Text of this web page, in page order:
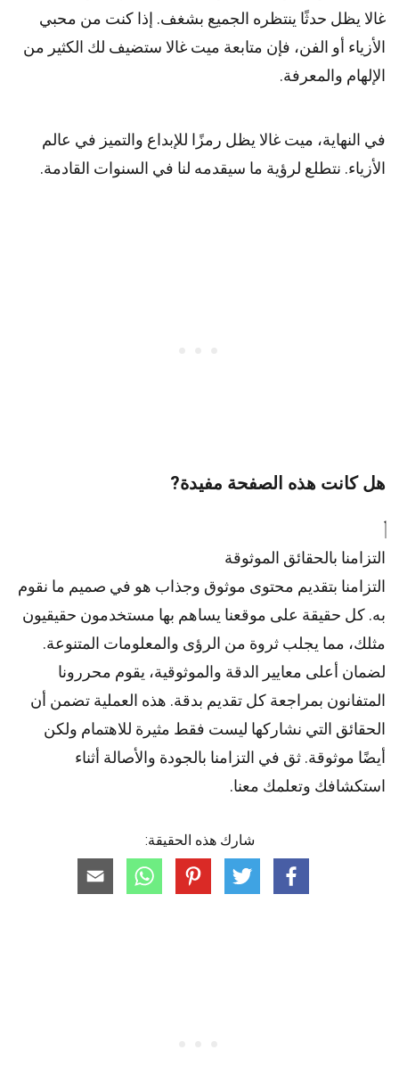
غالا يظل حدثًا ينتظره الجميع بشغف. إذا كنت من محبي
الأزياء أو الفن، فإن متابعة ميت غالا ستضيف لك الكثير من
الإلهام والمعرفة.
في النهاية، ميت غالا يظل رمزًا للإبداع والتميز في عالم
الأزياء. نتطلع لرؤية ما سيقدمه لنا في السنوات القادمة.
هل كانت هذه الصفحة مفيدة?
التزامنا بالحقائق الموثوقة
التزامنا بتقديم محتوى موثوق وجذاب هو في صميم ما نقوم
به. كل حقيقة على موقعنا يساهم بها مستخدمون حقيقيون
مثلك، مما يجلب ثروة من الرؤى والمعلومات المتنوعة.
لضمان أعلى معايير الدقة والموثوقية، يقوم محررونا
المتفانون بمراجعة كل تقديم بدقة. هذه العملية تضمن أن
الحقائق التي نشاركها ليست فقط مثيرة للاهتمام ولكن
أيضًا موثوقة. ثق في التزامنا بالجودة والأصالة أثناء
استكشافك وتعلمك معنا.
شارك هذه الحقيقة: